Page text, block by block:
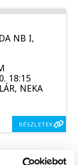
NB I,
18:15
NEKA
RÉSZLETEK